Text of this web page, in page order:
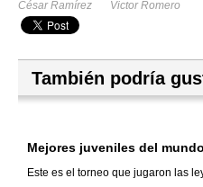
César Ramírez Victor Romero
También podría
Mejores juveniles del
Este es el torneo que jugaron las